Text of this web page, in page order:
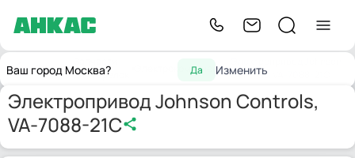
Ваш город Москва? Да Изменить
Главнаядля горелок
ЭлектрокомпонентыControls, VA-7088-21C
Электропривод Johnson Controls,
VA-7088-21C